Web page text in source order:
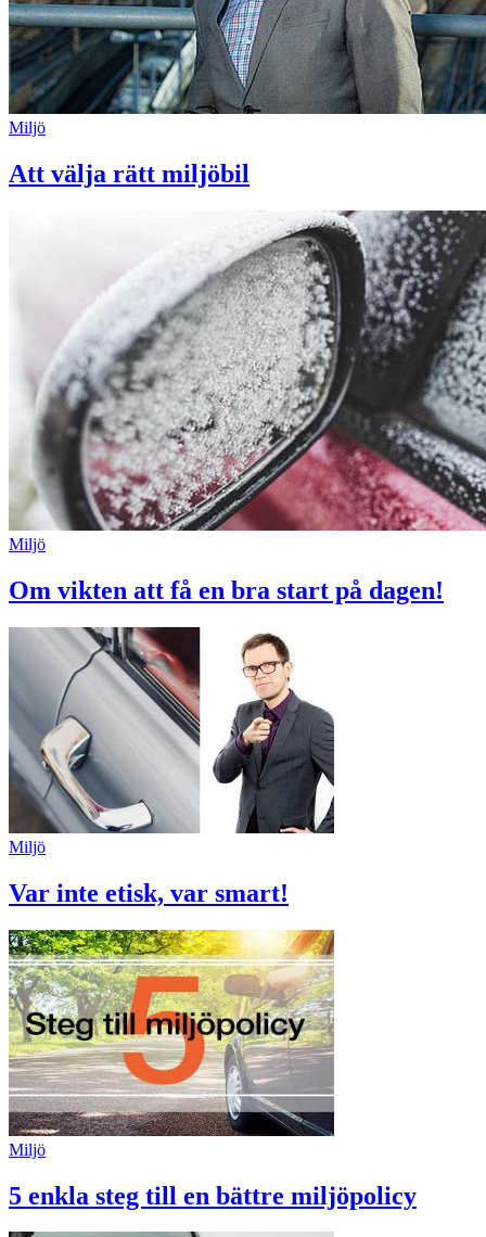
Miljö
Att välja rätt miljöbil
Miljö
Om vikten att få en bra start på dagen!
Miljö
Var inte etisk, var smart!
Miljö
5 enkla steg till en bättre miljöpolicy